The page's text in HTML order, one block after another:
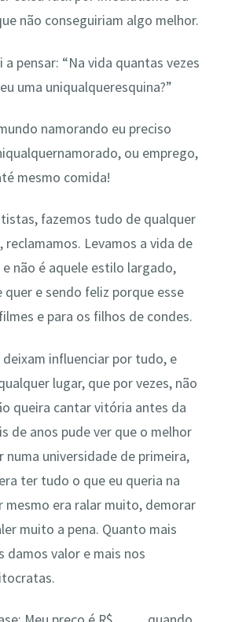
não conseguiriam algo melhor.
a pensar: “Na vida quantas vezes
uma uniqualqueresquina?”
namorando eu preciso
ou emprego,
mesmo comida!
fazemos tudo de qualquer
Levamos a vida de
não é aquele estilo largado,
quer e sendo feliz porque esse
e para os filhos de condes.
deixam influenciar por tudo, e
lugar, que por vezes, não
queira cantar vitória antes da
de anos pude ver que o melhor
numa universidade de primeira,
ter tudo o que eu queria na
mesmo era ralar muito, demorar
muito a pena. Quanto mais
damos valor e mais nos